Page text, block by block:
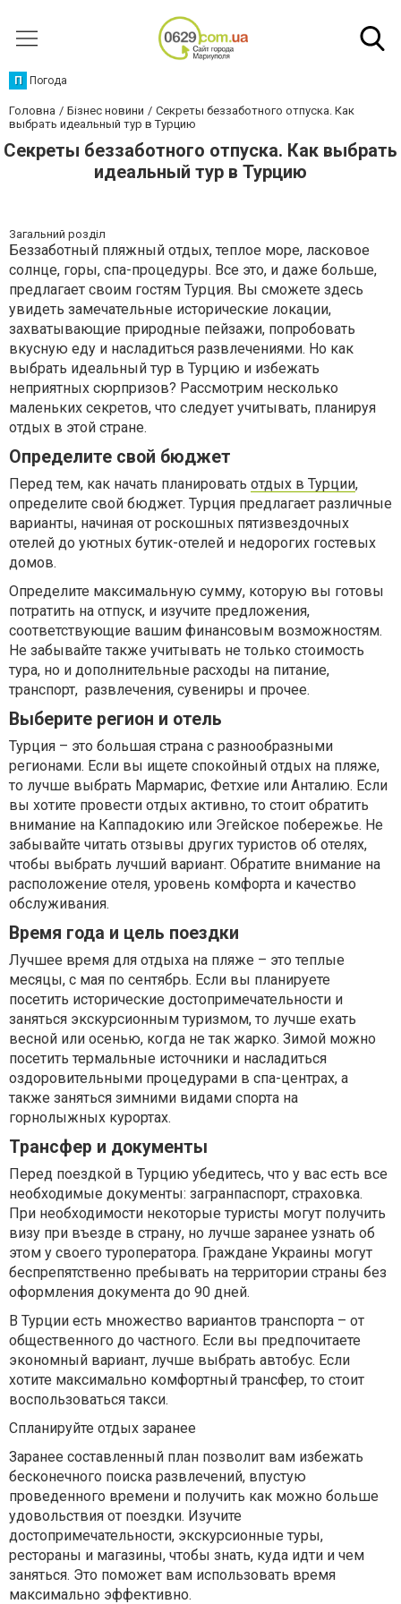
П Погода
Головна Бізнес новини
Секреты беззаботного отпуска. Как
выбрать идеальный тур в Турцию
Секреты беззаботного отпуска. Как выбрать
идеальный тур в Турцию
Загальний розділ
Беззаботный пляжный отдых, теплое море, ласковое
солнце, горы, спа-процедуры. Все это, и даже больше,
предлагает своим гостям Турция. Вы сможете здесь
увидеть замечательные исторические локации,
захватывающие природные пейзажи, попробовать
вкусную еду и насладиться развлечениями. Но как
выбрать идеальный тур в Турцию и избежать
неприятных сюрпризов? Рассмотрим несколько
маленьких секретов, что следует учитывать, планируя
отдых в этой стране.
Определите свой бюджет
Перед тем, как начать планировать отдых в Турции,
определите свой бюджет. Турция предлагает различные
варианты, начиная от роскошных пятизвездочных
отелей до уютных бутик-отелей и недорогих гостевых
домов.
Определите максимальную сумму, которую вы готовы
потратить на отпуск, и изучите предложения,
соответствующие вашим финансовым возможностям.
Не забывайте также учитывать не только стоимость
тура, но и дополнительные расходы на питание,
транспорт, развлечения, сувениры и прочее.
Выберите регион и отель
Турция – это большая страна с разнообразными
регионами. Если вы ищете спокойный отдых на пляже,
то лучше выбрать Мармарис, Фетхие или Анталию. Если
вы хотите провести отдых активно, то стоит обратить
внимание на Каппадокию или Эгейское побережье. Не
забывайте читать отзывы других туристов об отелях,
чтобы выбрать лучший вариант. Обратите внимание на
расположение отеля, уровень комфорта и качество
обслуживания.
Время года и цель поездки
Лучшее время для отдыха на пляже – это теплые
месяцы, с мая по сентябрь. Если вы планируете
посетить исторические достопримечательности и
заняться экскурсионным туризмом, то лучше ехать
весной или осенью, когда не так жарко. Зимой можно
посетить термальные источники и насладиться
оздоровительными процедурами в спа-центрах, а
также заняться зимними видами спорта на
горнолыжных курортах.
Трансфер и документы
Перед поездкой в Турцию убедитесь, что у вас есть все
необходимые документы: загранпаспорт, страховка.
При необходимости некоторые туристы могут получить
визу при въезде в страну, но лучше заранее узнать об
этом у своего туроператора. Граждане Украины могут
беспрепятственно пребывать на территории страны без
оформления документа до 90 дней.
В Турции есть множество вариантов транспорта – от
общественного до частного. Если вы предпочитаете
экономный вариант, лучше выбрать автобус. Если
хотите максимально комфортный трансфер, то стоит
воспользоваться такси.
Спланируйте отдых заранее
Заранее составленный план позволит вам избежать
бесконечного поиска развлечений, впустую
проведенного времени и получить как можно больше
удовольствия от поездки. Изучите
достопримечательности, экскурсионные туры,
рестораны и магазины, чтобы знать, куда идти и чем
заняться. Это поможет вам использовать время
максимально эффективно.